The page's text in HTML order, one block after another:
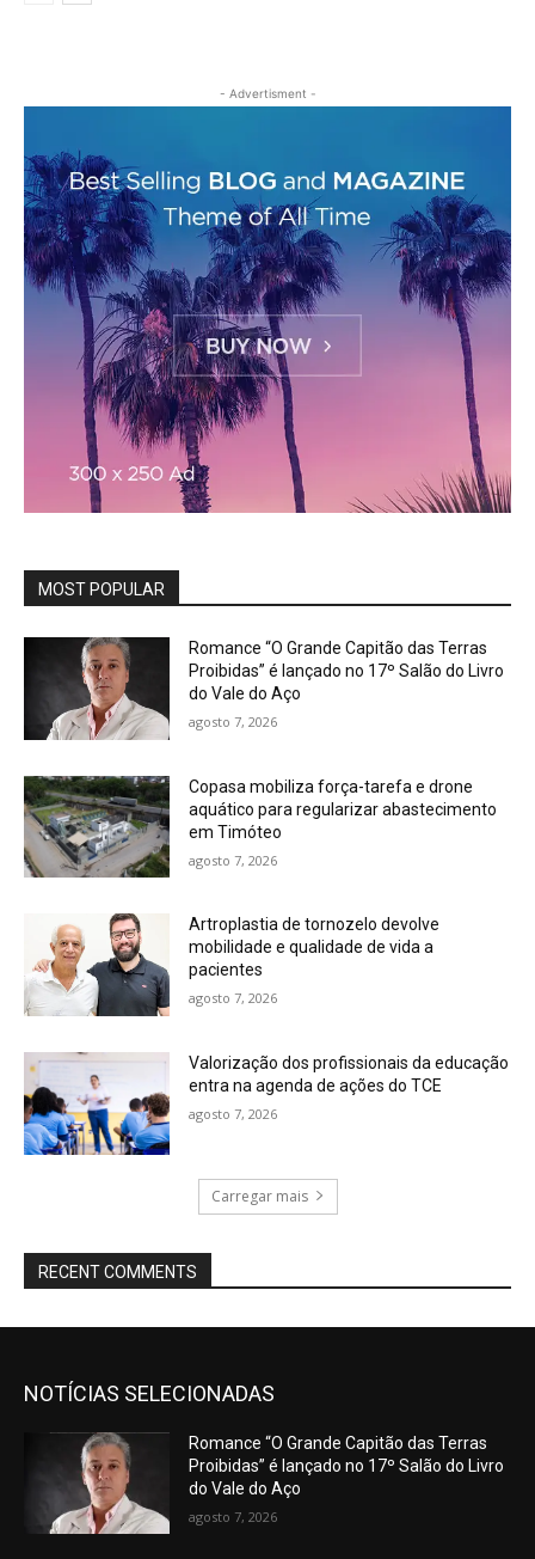
- Advertisment -
MOST POPULAR
Romance “O Grande Capitão das Terras
Proibidas” é lançado no 17º Salão do Livro
do Vale do Aço
agosto 7, 2026
Copasa mobiliza força-tarefa e drone
aquático para regularizar abastecimento
em Timóteo
agosto 7, 2026
Artroplastia de tornozelo devolve
mobilidade e qualidade de vida a
pacientes
agosto 7, 2026
Valorização dos profissionais da educação
entra na agenda de ações do TCE
agosto 7, 2026
Carregar mais
RECENT COMMENTS
NOTÍCIAS SELECIONADAS
Romance “O Grande Capitão das Terras
Proibidas” é lançado no 17º Salão do Livro
do Vale do Aço
agosto 7, 2026